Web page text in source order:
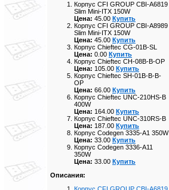
Корпус CFI GROUP CBI-A6819
Slim Mini-ITX 150W
Цена: 45.00 Купить
Корпус CFI GROUP CBI-A8989
Slim Mini-ITX 150W
Цена: 45.00 Купить
Корпус Chieftec CG-01B-SL
Цена: 0.00 Купить
Корпус Chieftec CH-08B-B-OP
Цена: 105.00 Купить
Корпус Chieftec SH-01B-B-B-
OP
Цена: 66.00 Купить
Корпус Chieftec UNC-210HS-B
400W
Цена: 164.00 Купить
Корпус Chieftec UNC-310RS-B
Цена: 187.00 Купить
Корпус Codegen 3335-A1 350W
Цена: 33.00 Купить
Корпус Codegen 3336-A11
350W
Цена: 33.00 Купить
Описания: